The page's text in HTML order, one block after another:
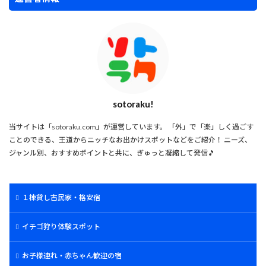
sotoraku!
当サイトは「sotoraku.com」が運営しています。 「外」で「楽」しく過ごす
ことのできる、王道からニッチなお出かけスポットなどをご紹介！ ニーズ、
ジャンル別、おすすめポイントと共に、ぎゅっと凝縮して発信🎵
１棟貸し古民家・格安宿
イチゴ狩り体験スポット
お子様連れ・赤ちゃん歓迎の宿